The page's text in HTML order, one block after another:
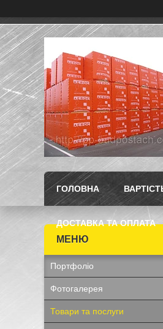
ГОЛОВНА
ДОСТАВКА ТА ОПЛАТА
Портфоліо
Фотогалерея
Товари та послуги